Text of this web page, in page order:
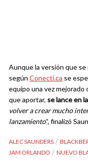
Aunque la versión que
según Conecti.ca se
equipo una vez
que aportar, se lance en
volver a crear mucho
lanzamiento“, finalizó
ALEC SAUNDERS
JAM ORLANDO
NUEVO